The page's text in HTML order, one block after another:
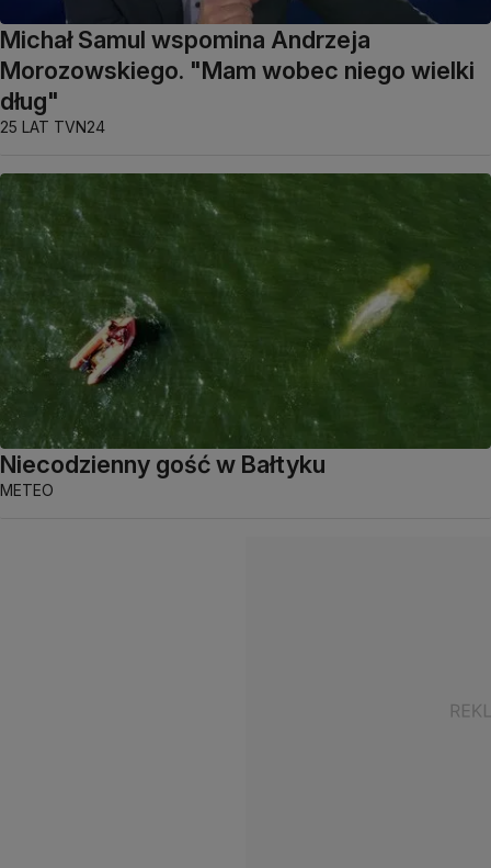
Michał Samul wspomina Andrzeja
Morozowskiego. "Mam wobec niego wielki
dług"
25 LAT TVN24
Niecodzienny gość w Bałtyku
METEO